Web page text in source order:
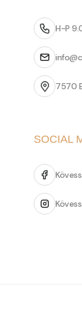
H-P
7570
SOCIAL